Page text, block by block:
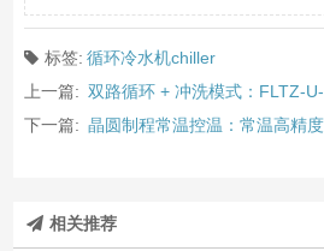
标签: 循环冷水机chiller
上一篇: 双路循环 + 冲洗模式：FLTZ-
下一篇: 晶圆制程常温控温：常温高精
相关推荐